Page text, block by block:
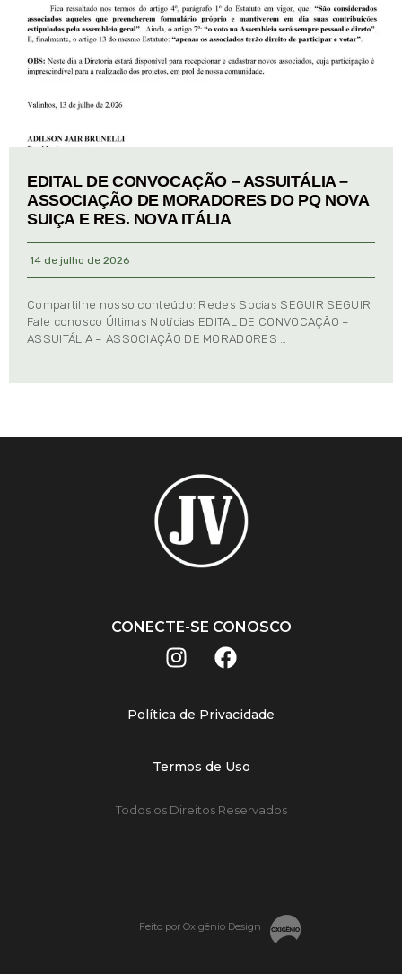
EDITAL DE CONVOCAÇÃO – ASSUITÁLIA –
ASSOCIAÇÃO DE MORADORES DO PQ NOVA
SUIÇA E RES. NOVA ITÁLIA
14 de julho de 2026
Compartilhe nosso conteúdo: Redes Socias SEGUIR SEGUIR
Fale conosco Últimas Notícias EDITAL DE CONVOCAÇÃO –
ASSUITÁLIA – ASSOCIAÇÃO DE MORADORES …
CONECTE-SE CONOSCO
Política de Privacidade
Termos de Uso
Todos os Direitos Reservados
Feito por Oxigênio Design